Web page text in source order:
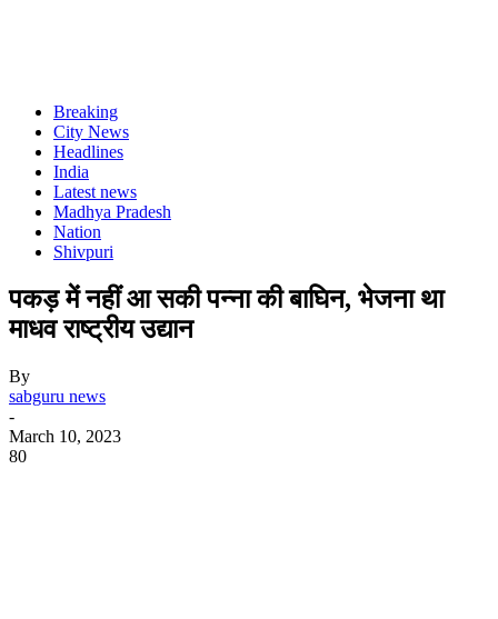
Breaking
City News
Headlines
India
Latest news
Madhya Pradesh
Nation
Shivpuri
पकड़ में नहीं आ सकी पन्ना की बाघिन, भेजना था
माधव राष्ट्रीय उद्यान
By
sabguru news
-
March 10, 2023
80